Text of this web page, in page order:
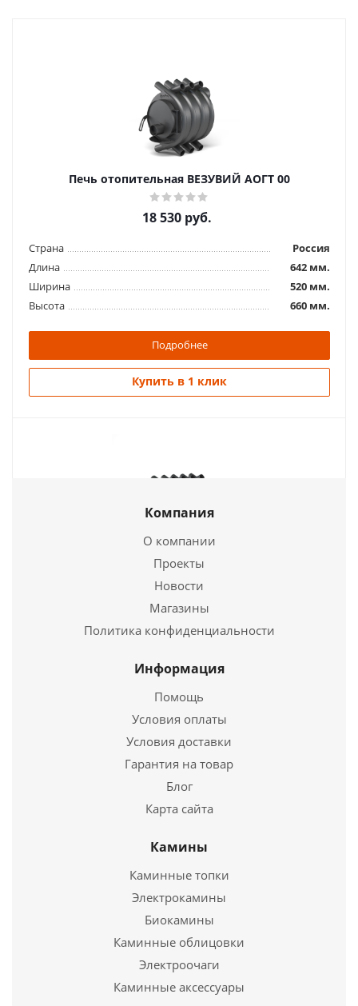
Печь отопительная ВЕЗУВИЙ АОГТ 00
18 530руб.
Страна
Россия
Длина
642 мм.
Ширина
520 мм.
Высота
660 мм.
Подробнее
Купить в 1 клик
Печь отопительная ВЕЗУВИЙ АОГТ 02 С
36 760руб.
Подробнее
Купить в 1 клик
Печь отопительная ВЕЗУВИЙ АОГТ 02
Компания
О компании
Проекты
Новости
Магазины
Политика конфиденциальности
Информация
Помощь
Условия оплаты
Условия доставки
Гарантия на товар
Блог
Карта сайта
Камины
Каминные топки
Электрокамины
Биокамины
Каминные облицовки
Электроочаги
Каминные аксессуары